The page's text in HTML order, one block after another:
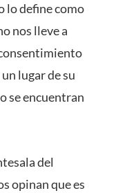
lo define como
nos lleve a
lugar de su
se encuentran
del
opinan que es